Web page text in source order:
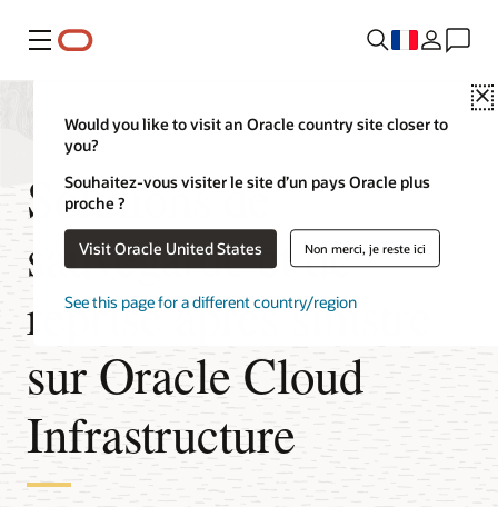
Menu
Would you like to visit an Oracle country site closer to
you?
Souhaitez-vous visiter le site d’un pays Oracle plus
proche ?
Visit Oracle United States Non merci, je reste ici
See this page for a different country/region
Solutions de
sauvegarde et de
reprise après sinistre
sur Oracle Cloud
Infrastructure